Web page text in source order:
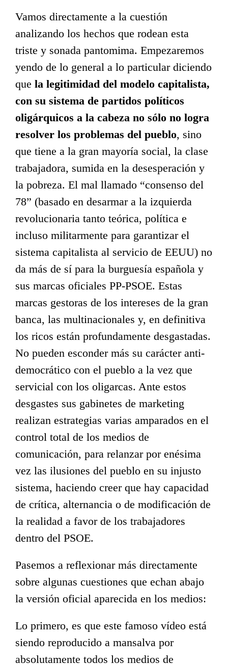
Vamos directamente a la cuestión
analizando los hechos que rodean esta
triste y sonada pantomima. Empezaremos
yendo de lo general a lo particular diciendo
que la legitimidad del modelo capitalista,
con su sistema de partidos políticos
oligárquicos a la cabeza no sólo no logra
resolver los problemas del pueblo, sino
que tiene a la gran mayoría social, la clase
trabajadora, sumida en la desesperación y
la pobreza. El mal llamado “consenso del
78” (basado en desarmar a la izquierda
revolucionaria tanto teórica, política e
incluso militarmente para garantizar el
sistema capitalista al servicio de EEUU) no
da más de sí para la burguesía española y
sus marcas oficiales PP-PSOE. Estas
marcas gestoras de los intereses de la gran
banca, las multinacionales y, en definitiva
los ricos están profundamente desgastadas.
No pueden esconder más su carácter anti-
democrático con el pueblo a la vez que
servicial con los oligarcas. Ante estos
desgastes sus gabinetes de marketing
realizan estrategias varias amparados en el
control total de los medios de
comunicación, para relanzar por enésima
vez las ilusiones del pueblo en su injusto
sistema, haciendo creer que hay capacidad
de crítica, alternancia o de modificación de
la realidad a favor de los trabajadores
dentro del PSOE.
Pasemos a reflexionar más directamente
sobre algunas cuestiones que echan abajo
la versión oficial aparecida en los medios:
Lo primero, es que este famoso vídeo está
siendo reproducido a mansalva por
absolutamente todos los medios de